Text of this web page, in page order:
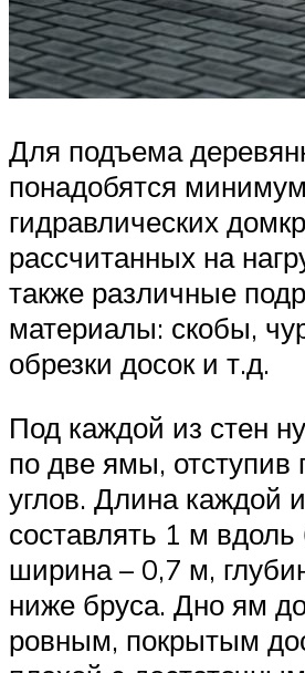
Для подъема
понадобятся
гидравлических
рассчитанных на
также различные
материалы: скобы,
обрезки досок и т.д.
Под каждой из стен
по две ямы, отступив
углов. Длина каждой
составлять 1 м вдоль
ширина – 0,7 м,
ниже бруса. Дно ям
ровным, покрытым